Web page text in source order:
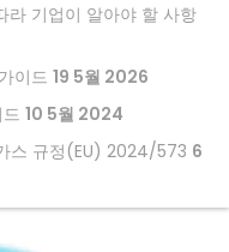
라 기업이 알아야 할 사항
이드 19 5월 2026
10 5월 2024
스 규정(EU) 2024/573 6